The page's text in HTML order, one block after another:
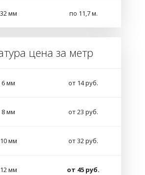
мм по 11,7 м.
цена за метр
мм от 14 руб.
мм от 23 руб.
мм от 32 руб.
мм от 45 руб.